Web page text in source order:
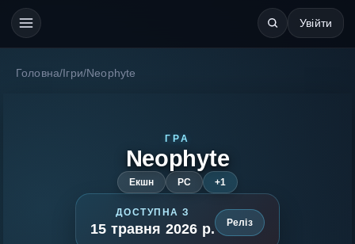
Увійти
Головна/ Ігри/Neophyte
ГРА
Neophyte
Екшн PC +1
ДОСТУПНА З
15 травня 2026 р. Реліз